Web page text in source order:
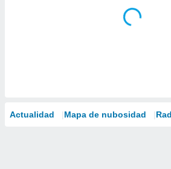
Actualidad Mapa de nubosidad